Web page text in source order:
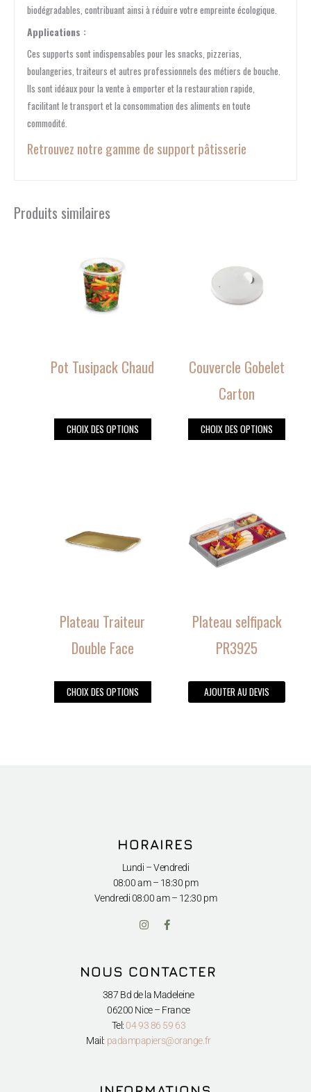
biodégradables, contribuant ainsi à réduire votre empreinte écologique.
Applications :
Ces supports sont indispensables pour les snacks, pizzerias,
boulangeries, traiteurs et autres professionnels des métiers de bouche.
Ils sont idéaux pour la vente à emporter et la restauration rapide,
facilitant le transport et la consommation des aliments en toute
commodité.
Retrouvez notre gamme de support pâtisserie
Produits similaires
Pot Tusipack Chaud
CHOIX DES OPTIONS
être
page
Couvercle Gobelet
Carton
CHOIX DES OPTIONS
plusieurs
variations.
être
page
Plateau Traiteur
Double Face
CHOIX DES OPTIONS
plusieurs
être
choisies
Plateau selfipack
PR3925
AJOUTER AU DEVIS
HORAIRES
Lundi – Vendredi
08:00 am – 18:30 pm
Vendredi08:00 am – 12:30 pm
I
n
a
g
a
m
F
a
b
o
k
-
f
NOUS CONTACTER
387 Bd de la Madeleine
06200 Nice – France
Tel: 04 93 86 59 63
Mail: padampapiers@orange.fr